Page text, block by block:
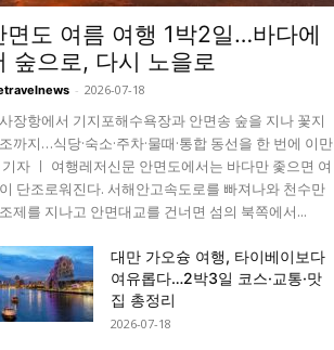
면도 여름 여행 1박2일…바다에
숲으로, 다시 노을로
- 2026-07-18
장항에서 기지포해수욕장과 안면송 숲을 지나 꽃지
까지…식당·숙소·주차·물때·통합 동선을 한 번에 이만
자 ㅣ 여행레저신문 안면도에서는 바다만 좇으면 여
단조로워진다. 서해안고속도로를 빠져나와 천수만
제를 지나고 안면대교를 건너면 섬의 북쪽에서...
대만 가오슝 여행, 타이베이보다
여유롭다…2박3일 코스·교통·맛
집 총정리
2026-07-18